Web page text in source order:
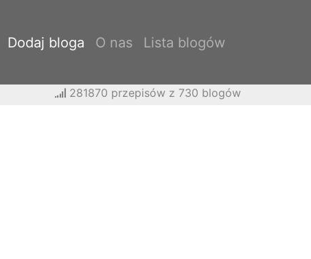
Dodaj bloga O nas Lista blogów
281870 przepisów z 730 blogów